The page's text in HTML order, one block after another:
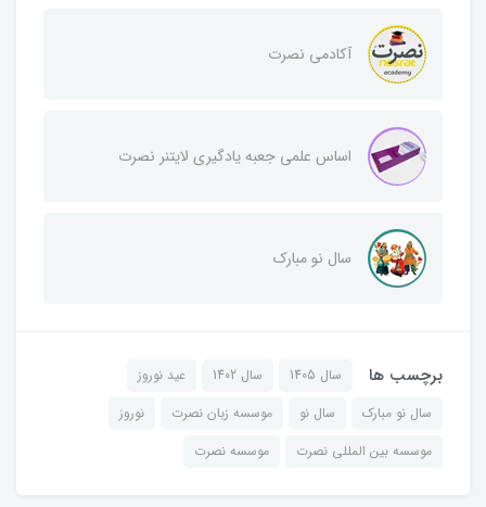
آکادمی نصرت
اساس علمی جعبه یادگیری لایتنر نصرت
سال نو مبارک
برچسب ها سال 1405 سال 1402
عید نوروز
سال نو مبارک
سال نو موسسه زبان نصرت
نوروز
موسسه بین المللی نصرت
موسسه نصرت